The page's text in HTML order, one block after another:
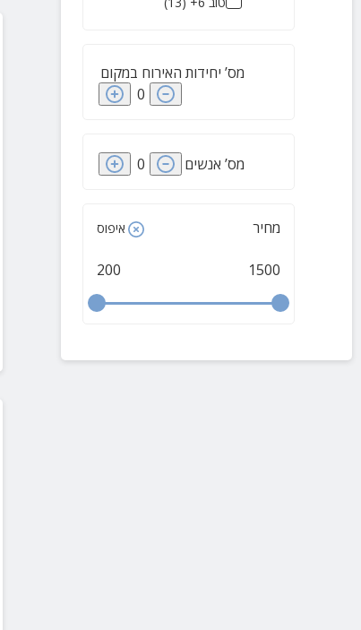
מס’ יחידות האירוח במקום
0
מס’ אנשים 0
מחיר איפוס
200 1500